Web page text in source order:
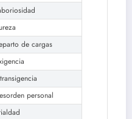
de cargas
personal